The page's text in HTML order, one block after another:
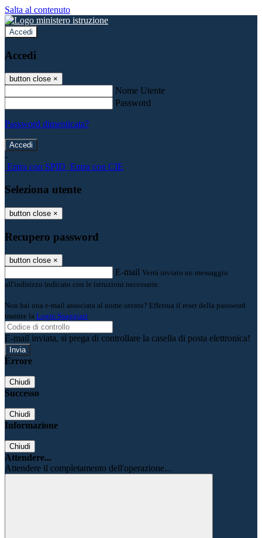
Salta al contenuto
Accedi
Accedi
button close ×
Nome Utente
Password
Password dimenticata?
-
Entra con SPID Entra con CIE
Seleziona utente
button close ×
Recupero password
button close ×
E-mail Verrà inviato un messaggio
all'indirizzo indicato con le istruzioni necessarie.
Non hai una e-mail associata al nome utente? Effettua il reset della password
tramite la Login Spaggiari
E-mail inviata, si prega di controllare la casella di posta elettronica!
Errore
Chiudi
Successo
Chiudi
Informazione
Chiudi
Attendere...
Attendere il completamento dell'operazione...